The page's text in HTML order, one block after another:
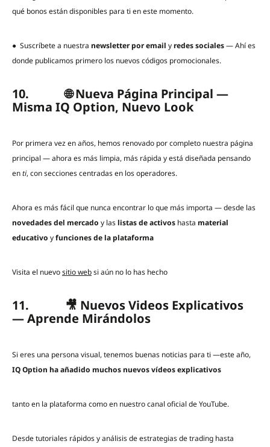
qué bonos están disponibles para ti en este momento.
● Suscríbete a nuestra newsletter por email yredes sociales— Ahí es
donde publicamos primero los nuevos códigos promocionales.
10. 🌐 Nueva Página Principal —
Misma IQ Option, Nuevo Look
Por primera vez en años, hemos renovado por completo nuestra página
principal — ahora es más limpia, más rápida y está diseñada pensando
enti, con secciones centradas en los operadores.
Ahora es más fácil que nunca encontrar lo que más importa — desde las
novedades del mercado y laslistas de activos hasta material
educativo yfunciones de la plataforma
Visita el nuevositio websi aún no lo has hecho
11. 🎥 Nuevos Videos Explicativos
— Aprende Mirándolos
Si eres una persona visual, tenemos buenas noticias para ti —este año,
IQ Option ha añadido muchos nuevos vídeos explicativos
tanto en la plataforma como en nuestro canal oficial de YouTube.
Desde tutoriales rápidos y análisis de estrategias de trading hasta